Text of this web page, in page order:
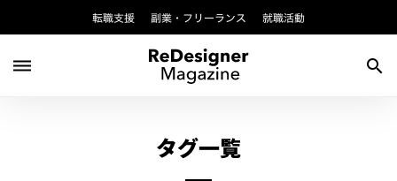
転職支援 副業・フリーランス 就職活動
dehaze search
タグ一覧